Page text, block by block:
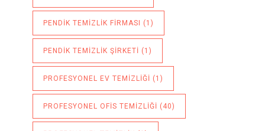
PENDIK TEMIZLIK FIRMASI (1)
PENDIK TEMIZLIK ŞIRKETI (1)
PROFESYONEL EV TEMIZLIĞI (1)
PROFESYONEL OFIS TEMIZLIĞI (40)